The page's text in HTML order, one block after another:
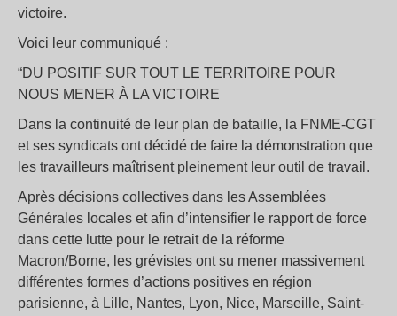
victoire.
Voici leur communiqué :
“DU POSITIF SUR TOUT LE TERRITOIRE POUR
NOUS MENER À LA VICTOIRE
Dans la continuité de leur plan de bataille, la FNME-CGT
et ses syndicats ont décidé de faire la démonstration que
les travailleurs maîtrisent pleinement leur outil de travail.
Après décisions collectives dans les Assemblées
Générales locales et afin d’intensifier le rapport de force
dans cette lutte pour le retrait de la réforme
Macron/Borne, les grévistes ont su mener massivement
différentes formes d’actions positives en région
parisienne, à Lille, Nantes, Lyon, Nice, Marseille, Saint-